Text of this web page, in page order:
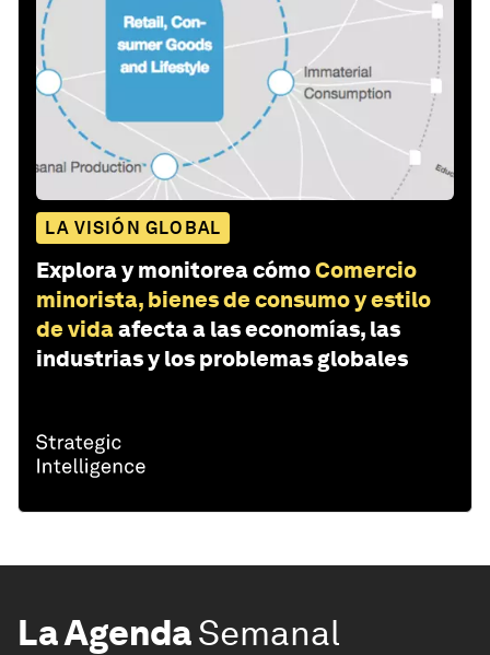
LA VISIÓN GLOBAL
Explora y monitorea cómoComercio
minorista, bienes de consumo y estilo
de vidaafecta a las economías, las
industrias y los problemas globales
La AgendaSemanal